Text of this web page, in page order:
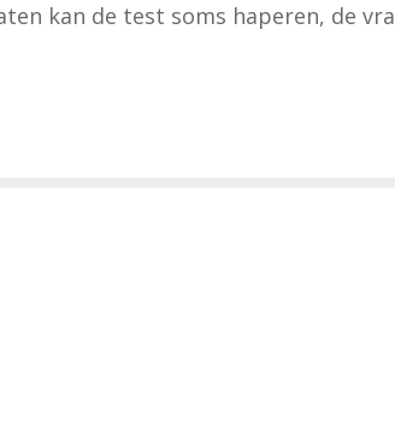
kan de test soms haperen, de